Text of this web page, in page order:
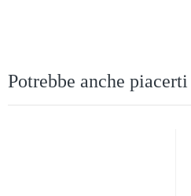
Potrebbe anche piacerti